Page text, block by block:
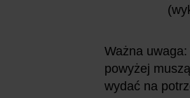
Ważna
powyżej
wydać na